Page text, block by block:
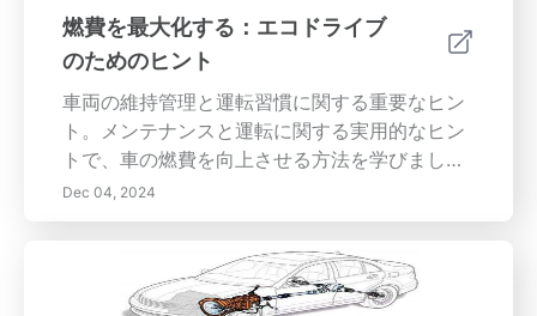
う。バッテリーの健康を定期的に監視し、専門
サービスを利用することで、高額な修理を防
ぎ、信頼性のある運転体験を確保できます。知
識を高め、電気自動車を最高の状態に保ちまし
ょう！
燃費を最大化する：エコドライブ
のためのヒント
車両の維持管理と運転習慣に関する重要なヒン
ト。メンテナンスと運転に関する実用的なヒン
トで、車の燃費を向上させる方法を学びましょ
う。定期的なオイル交換やタイヤの空気圧チェ
ックを確実に行うことからエコドライブの習慣
善し、燃料コストを削減するために必要なすべ
ての情報を提供します。エンジンのパフォーマ
Dec 04, 2024